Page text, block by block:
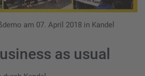
am 07. April 2018 in Kandel
as usual